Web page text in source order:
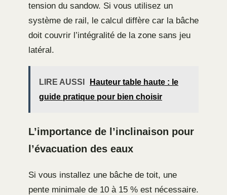
tension du sandow. Si vous utilisez un
système de rail, le calcul diffère car la bâche
doit couvrir l’intégralité de la zone sans jeu
latéral.
LIRE AUSSI
Hauteur table haute : le
guide pratique pour bien choisir
L’importance de l’inclinaison pour
l’évacuation des eaux
Si vous installez une bâche de toit, une
pente minimale de 10 à 15 % est nécessaire.